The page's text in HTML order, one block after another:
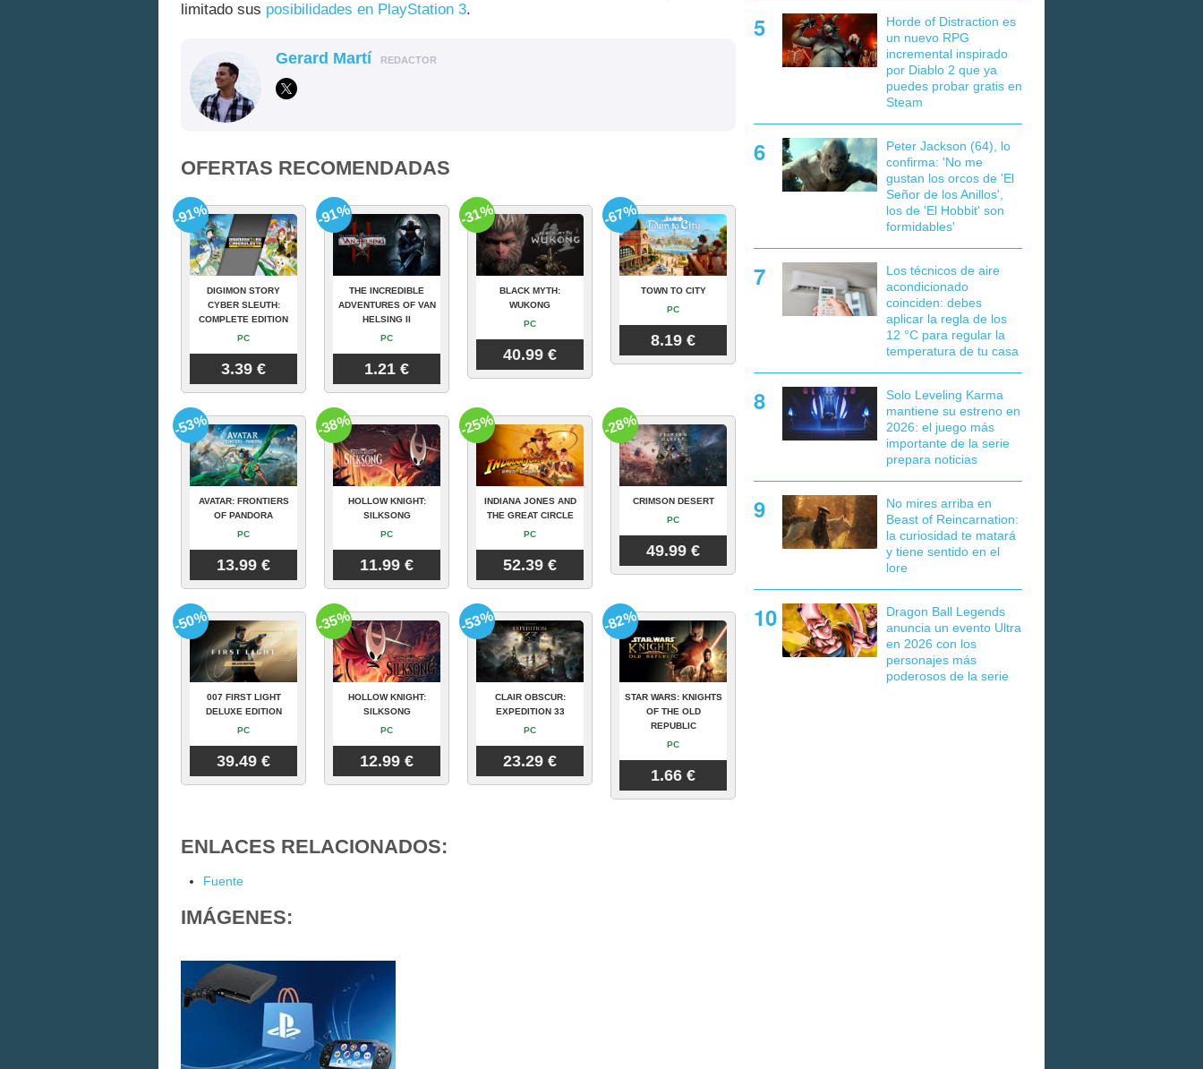
limitado sus posibilidades en PlayStation 3.
Gerard Martí REDACTOR
OFERTAS RECOMENDADAS
DIGIMON STORY
CYBER SLEUTH:
COMPLETE EDITION
PC
3.39 €
-91%
THE INCREDIBLE
ADVENTURES OF VAN
HELSING II
PC
1.21 €
-91%
BLACK MYTH:
WUKONG
PC
40.99 €
-31%
TOWN TO CITY
PC
8.19 €
-67%
AVATAR: FRONTIERS
OF PANDORA
PC
13.99 €
-53%
HOLLOW KNIGHT:
SILKSONG
PC
11.99 €
-38%
INDIANA JONES AND
THE GREAT CIRCLE
PC
52.39 €
-25%
CRIMSON DESERT
PC
49.99 €
-28%
007 FIRST LIGHT
DELUXE EDITION
PC
39.49 €
-50%
HOLLOW KNIGHT:
SILKSONG
PC
12.99 €
-35%
CLAIR OBSCUR:
EXPEDITION 33
PC
23.29 €
-53%
STAR WARS: KNIGHTS
OF THE OLD
REPUBLIC
PC
1.66 €
-82%
ENLACES RELACIONADOS:
Fuente
IMÁGENES:
Horde of Distraction es
un nuevo RPG
incremental inspirado
por Diablo 2 que ya
puedes probar gratis en
Steam
Peter Jackson (64), lo
confirma: 'No me
gustan los orcos de 'El
Señor de los Anillos',
los de 'El Hobbit' son
formidables'
Los técnicos de aire
acondicionado
coinciden: debes
aplicar la regla de los
12 °C para regular la
temperatura de tu casa
Solo Leveling Karma
mantiene su estreno en
2026: el juego más
importante de la serie
prepara noticias
No mires arriba en
Beast of Reincarnation:
la curiosidad te matará
y tiene sentido en el
lore
Dragon Ball Legends
anuncia un evento Ultra
en 2026 con los
personajes más
poderosos de la serie